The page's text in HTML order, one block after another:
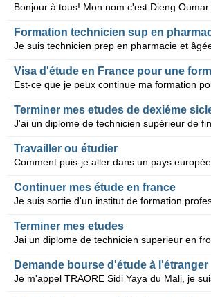
Formation technicien sup en
Visa d'étude en France pour une
Est-ce que je peux continue ma formation
Terminer mes etudes de dexiéme
Travailler ou étudier
Continuer mes étude en france
Terminer mes etudes
Demande bourse d'étude à l'étranger